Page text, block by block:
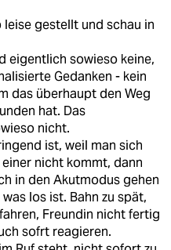
gestellt und schau in
eigentlich sowieso keine,
Gedanken - kein
das überhaupt den Weg
hat. Das
nicht.
ist, weil man sich
nicht kommt, dann
in den Akutmodus gehen
los ist. Bahn zu spät,
Freundin nicht fertig
sofrt reagieren.